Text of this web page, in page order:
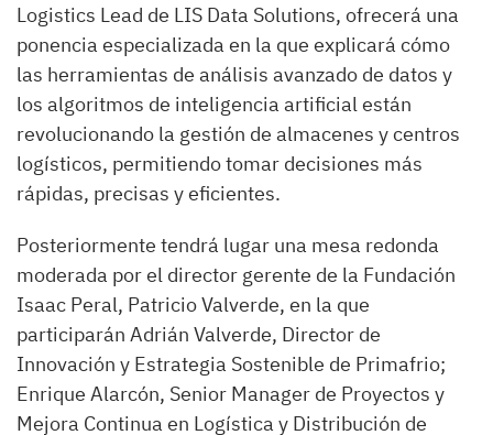
Logistics Lead de LIS Data Solutions, ofrecerá una
ponencia especializada en la que explicará cómo
las herramientas de análisis avanzado de datos y
los algoritmos de inteligencia artificial están
revolucionando la gestión de almacenes y centros
logísticos, permitiendo tomar decisiones más
rápidas, precisas y eficientes.
Posteriormente tendrá lugar una mesa redonda
moderada por el director gerente de la Fundación
Isaac Peral, Patricio Valverde, en la que
participarán Adrián Valverde, Director de
Innovación y Estrategia Sostenible de Primafrio;
Enrique Alarcón, Senior Manager de Proyectos y
Mejora Continua en Logística y Distribución de